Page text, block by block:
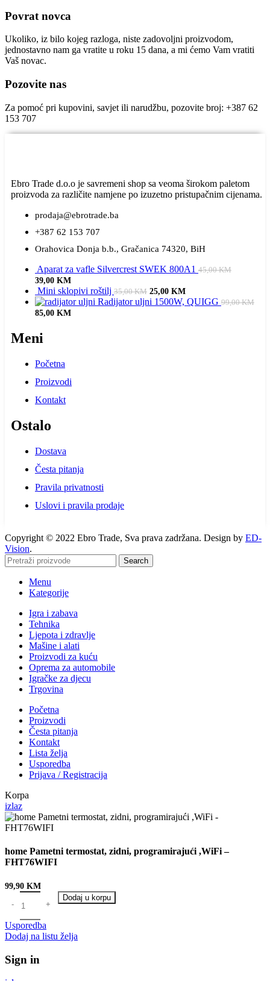
Povrat novca
Ukoliko, iz bilo kojeg razloga, niste zadovoljni proizvodom,
jednostavno nam ga vratite u roku 15 dana, a mi ćemo Vam vratiti
Vaš novac.
Pozovite nas
Za pomoć pri kupovini, savjet ili narudžbu, pozovite broj: +387 62
153 707
Ebro Trade d.o.o je savremeni shop sa veoma širokom paletom
proizvoda za različite namjene po izuzetno pristupačnim cijenama.
prodaja@ebrotrade.ba
+387 62 153 707
Orahovica Donja b.b., Gračanica 74320, BiH
Aparat za vafle Silvercrest SWEK 800A1 45,00KM
Original price was: 45,00 KM.
39,00 KM
Mini sklopivi roštilj 35,00KM Original price was: 35,00 KM.
25,00 KM
25,00 KM.
Radijator uljni 1500W, QUIGG 99,00KM
Original price was: 99,00 KM.
85,00 KM
Meni
Početna
Proizvodi
Kontakt
Ostalo
Dostava
Česta pitanja
Pravila privatnosti
Uslovi i pravila prodaje
Copyright © 2022 Ebro Trade, Sva prava zadržana. Design by ED-
Vision.
Search
Menu
Kategorije
Igra i zabava
Tehnika
Ljepota i zdravlje
Mašine i alati
Proizvodi za kuću
Oprema za automobile
Igračke za djecu
Trgovina
Početna
Proizvodi
Česta pitanja
Kontakt
Lista želja
Usporedba
Prijava / Registracija
Korpa
izlaz
home Pametni termostat, zidni, programirajući ,WiFi –
FHT76WIFI
99,90 KM
Dodaj u korpu
Usporedba
Dodaj na listu želja
Sign in